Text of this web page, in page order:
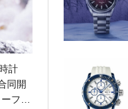
計
同開
フ